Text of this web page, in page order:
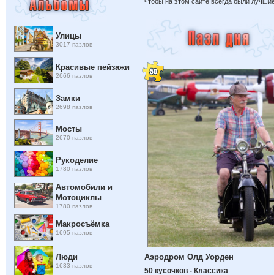
Улицы
3017 пазлов
Красивые пейзажи
2666 пазлов
Замки
2698 пазлов
Мосты
2670 пазлов
Рукоделие
1780 пазлов
Автомобили и
Мотоциклы
1780 пазлов
Макросъёмка
1695 пазлов
Люди
1633 пазлов
Аэродром Олд Уорден
50 кусочков - Классика